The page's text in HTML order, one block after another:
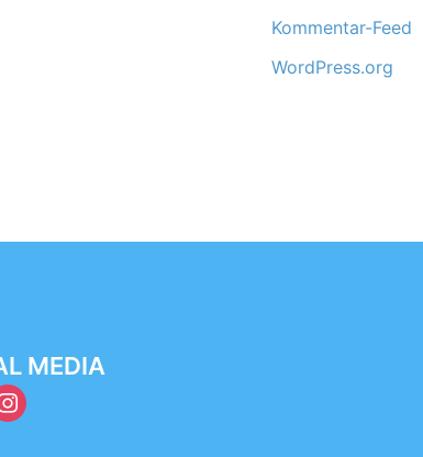
Kommentar-Feed
WordPress.org
MEDIA